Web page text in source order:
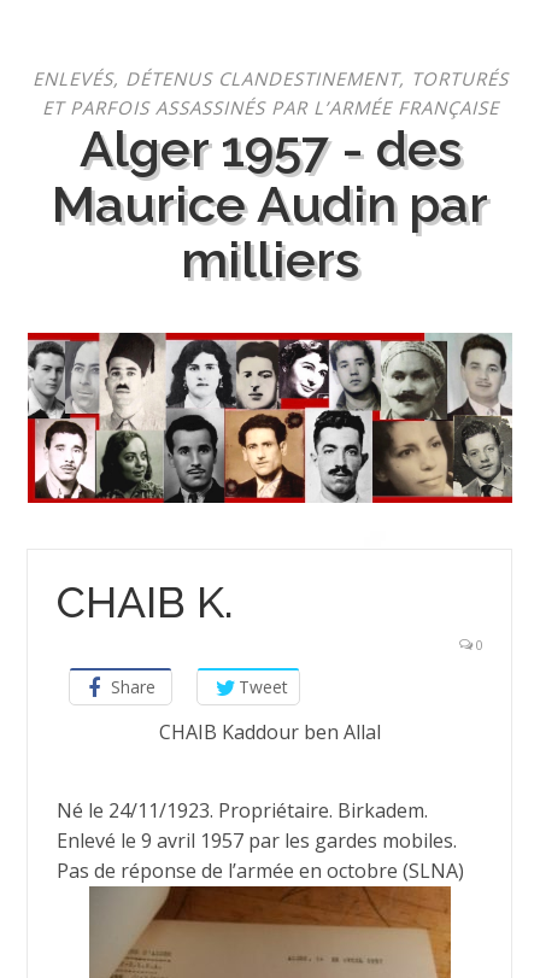
contenu
ENLEVÉS, DÉTENUS CLANDESTINEMENT, TORTURÉS
ET PARFOIS ASSASSINÉS PAR L’ARMÉE FRANÇAISE
Alger 1957 - des
Maurice Audin par
milliers
CHAIB K.
0
Share Tweet
CHAIB Kaddour ben Allal
Né le 24/11/1923. Propriétaire. Birkadem.
Enlevé le 9 avril 1957 par les gardes mobiles.
Pas de réponse de l’armée en octobre (SLNA)